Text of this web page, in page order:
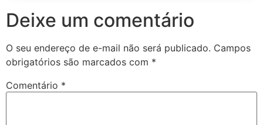
Deixe um comentário
O seu endereço de e-mail não será publicado. Campos
obrigatórios são marcados com *
Comentário *